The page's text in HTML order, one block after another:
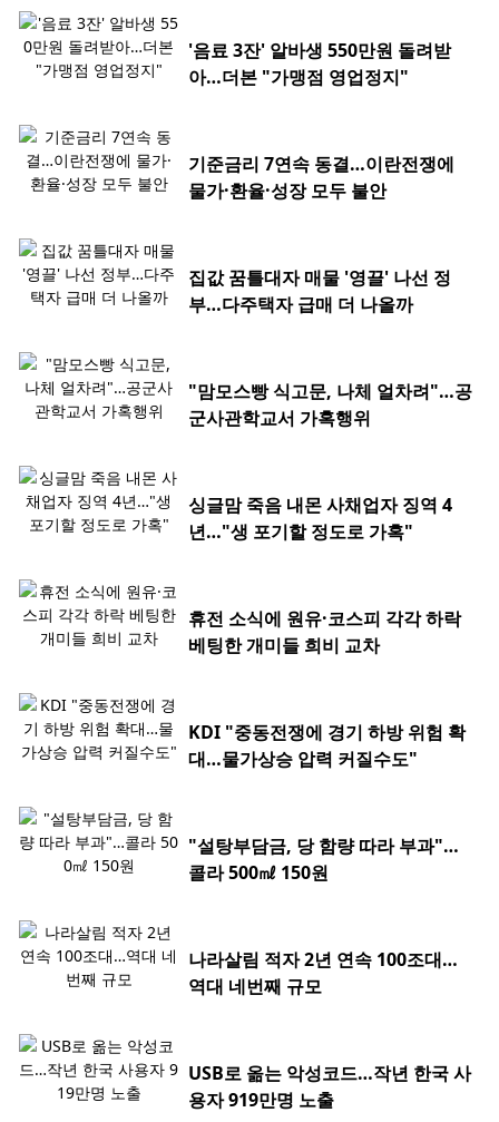
'음료 3잔' 알바생 550만원 돌려받
아…더본 "가맹점 영업정지"
기준금리 7연속 동결…이란전쟁에
물가·환율·성장 모두 불안
집값 꿈틀대자 매물 '영끌' 나선 정
부…다주택자 급매 더 나올까
"맘모스빵 식고문, 나체 얼차려"…공
군사관학교서 가혹행위
싱글맘 죽음 내몬 사채업자 징역 4
년…"생 포기할 정도로 가혹"
휴전 소식에 원유·코스피 각각 하락
베팅한 개미들 희비 교차
KDI "중동전쟁에 경기 하방 위험 확
대…물가상승 압력 커질수도"
"설탕부담금, 당 함량 따라 부과"…
콜라 500㎖ 150원
나라살림 적자 2년 연속 100조대…
역대 네번째 규모
USB로 옮는 악성코드…작년 한국 사
용자 919만명 노출